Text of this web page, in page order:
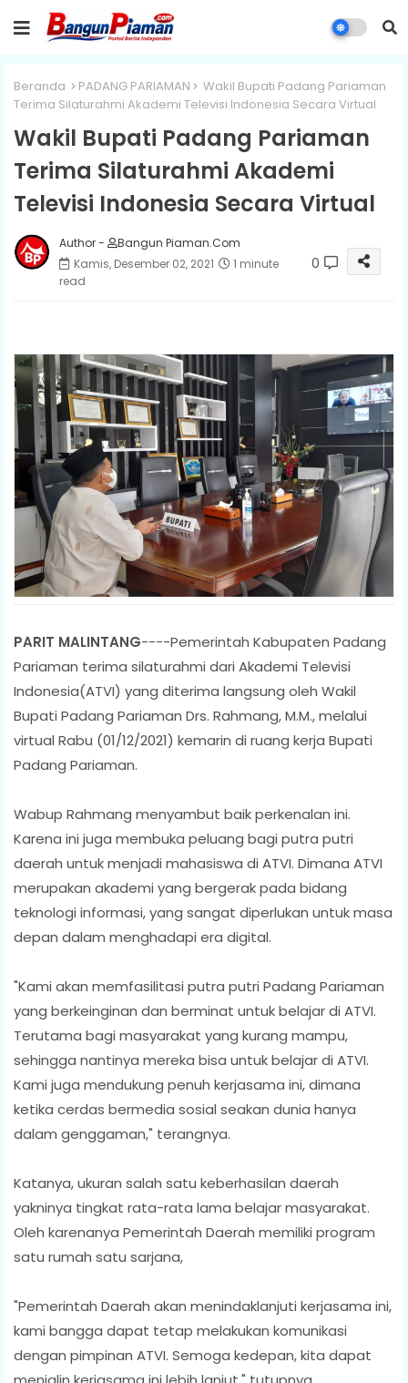
Beranda PADANG PARIAMAN
Wakil Bupati Padang Pariaman
Terima Silaturahmi Akademi Televisi Indonesia Secara Virtual
Wakil Bupati Padang Pariaman
Terima Silaturahmi Akademi
Televisi Indonesia Secara Virtual
Author -
Bangun Piaman.Com
Kamis, Desember 02, 2021
1 minute
read
0
PARIT MALINTANG----Pemerintah Kabupaten Padang
Pariaman terima silaturahmi dari Akademi Televisi
Indonesia(ATVI) yang diterima langsung oleh Wakil
Bupati Padang Pariaman Drs. Rahmang, M.M., melalui
virtual Rabu (01/12/2021) kemarin di ruang kerja Bupati
Padang Pariaman.
Wabup Rahmang menyambut baik perkenalan ini.
Karena ini juga membuka peluang bagi putra putri
daerah untuk menjadi mahasiswa di ATVI. Dimana ATVI
merupakan akademi yang bergerak pada bidang
teknologi informasi, yang sangat diperlukan untuk masa
depan dalam menghadapi era digital.
"Kami akan memfasilitasi putra putri Padang Pariaman
yang berkeinginan dan berminat untuk belajar di ATVI.
Terutama bagi masyarakat yang kurang mampu,
sehingga nantinya mereka bisa untuk belajar di ATVI.
Kami juga mendukung penuh kerjasama ini, dimana
ketika cerdas bermedia sosial seakan dunia hanya
dalam genggaman," terangnya.
Katanya, ukuran salah satu keberhasilan daerah
yakninya tingkat rata-rata lama belajar masyarakat.
Oleh karenanya Pemerintah Daerah memiliki program
satu rumah satu sarjana,
"Pemerintah Daerah akan menindaklanjuti kerjasama ini,
kami bangga dapat tetap melakukan komunikasi
dengan pimpinan ATVI. Semoga kedepan, kita dapat